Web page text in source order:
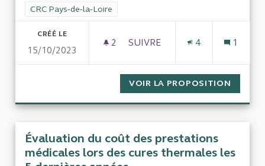
Filtrer les résultats de la catégorie : CRC Pays-de-la-Loire
CRC Pays-de-la-Loire
CRÉÉ LE
15/10/2023
2 2 ABONNÉS
SUIVRE
4 1
VOIR LA PROPOSITION
Évaluation du coût des prestations
médicales lors des cures thermales les